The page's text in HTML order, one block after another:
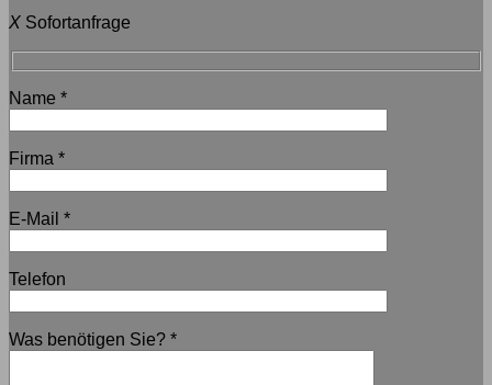
X Sofortanfrage
Name *
Firma *
E-Mail *
Telefon
Was benötigen Sie? *